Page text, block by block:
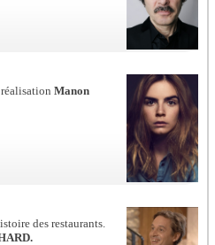
réalisationManon
des restaurants.